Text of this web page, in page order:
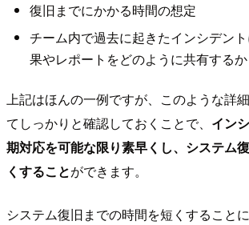
復旧までにかかる時間の想定
チーム内で過去に起きたインシデン
果やレポートをどのように共有するか
上記はほんの一例ですが、このような詳
てしっかりと確認しておくことで、 イン
期対応を可能な限り素早くし、システム
くすることができます。
システム復旧までの時間を短くすること